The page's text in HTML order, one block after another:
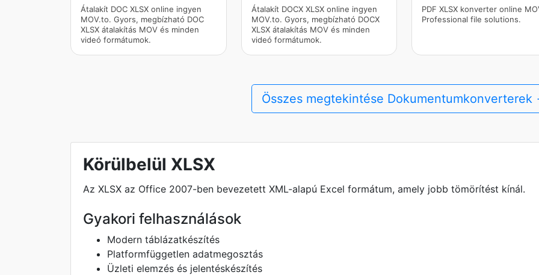
Átalakít DOC XLSX online ingyen
MOV.to. Gyors, megbízható DOC
XLSX átalakítás MOV és minden
videó formátumok.
Átalakít DOCX XLSX online ingyen
MOV.to. Gyors, megbízható DOCX
XLSX átalakítás MOV és minden
videó formátumok.
PDF XLSX konverter online
Professional file solutions.
Összes megtekintése Dokumentumkonverterek
Körülbelül XLSX
Az XLSX az Office 2007-ben bevezetett XML-alapú Excel formátum, amely jobb tömörítést kínál.
Gyakori felhasználások
Modern táblázatkészítés
Platformfüggetlen adatmegosztás
Üzleti elemzés és jelentéskészítés